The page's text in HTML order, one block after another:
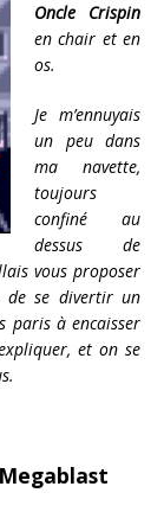
Oncle Crispin
en chair et en
os.
Je m’ennuyais
un peu dans
ma navette,
toujours
confiné au
dessus de
vous proposer
de se divertir un
paris à encaisser
et on se